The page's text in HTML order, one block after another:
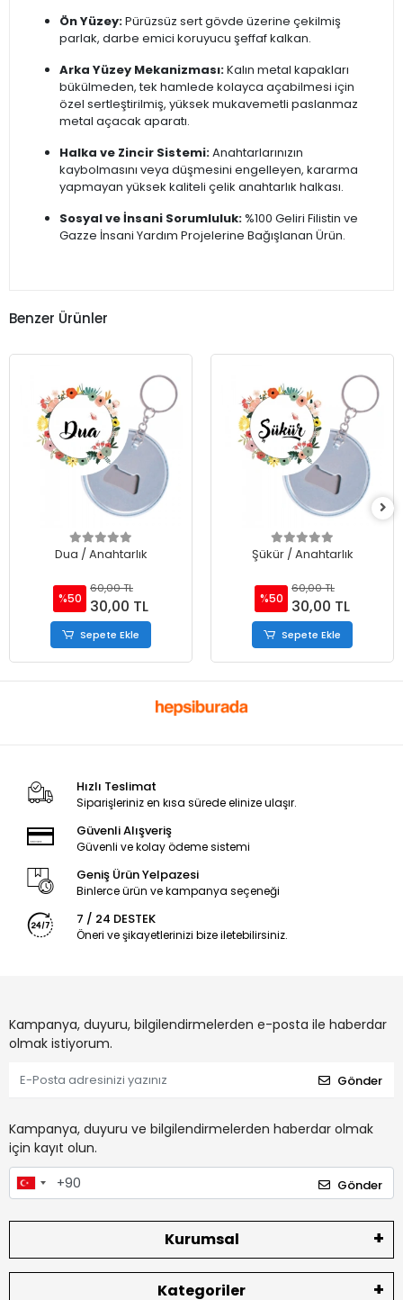
Ön Yüzey:Pürüzsüz sert gövde üzerine çekilmiş
parlak, darbe emici koruyucu şeffaf kalkan.
Arka Yüzey Mekanizması:Kalın metal kapakları
bükülmeden, tek hamlede kolayca açabilmesi için
özel sertleştirilmiş, yüksek mukavemetli paslanmaz
metal açacak aparatı.
Halka ve Zincir Sistemi:Anahtarlarınızın
kaybolmasını veya düşmesini engelleyen, kararma
yapmayan yüksek kaliteli çelik anahtarlık halkası.
Sosyal ve İnsani Sorumluluk: %100 Geliri Filistin ve
Gazze İnsani Yardım Projelerine Bağışlanan Ürün.
Benzer Ürünler
Dua / Anahtarlık
%50
60,00 TL
30,00 TL
Sepete Ekle
Şükür / Anahtarlık
%50
60,00 TL
30,00 TL
Sepete Ekle
Hızlı Teslimat
Siparişleriniz en kısa sürede elinize ulaşır.
Güvenli Alışveriş
Güvenli ve kolay ödeme sistemi
Geniş Ürün Yelpazesi
Binlerce ürün ve kampanya seçeneği
7 / 24 DESTEK
Öneri ve şikayetlerinizi bize iletebilirsiniz.
Kampanya, duyuru, bilgilendirmelerden e-posta ile haberdar
olmak istiyorum.
Gönder
Kampanya, duyuru ve bilgilendirmelerden haberdar olmak
için kayıt olun.
Gönder
Kurumsal
Kategoriler